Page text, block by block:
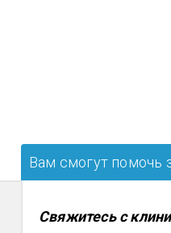
Вам смогут помочь
Свяжитесь с